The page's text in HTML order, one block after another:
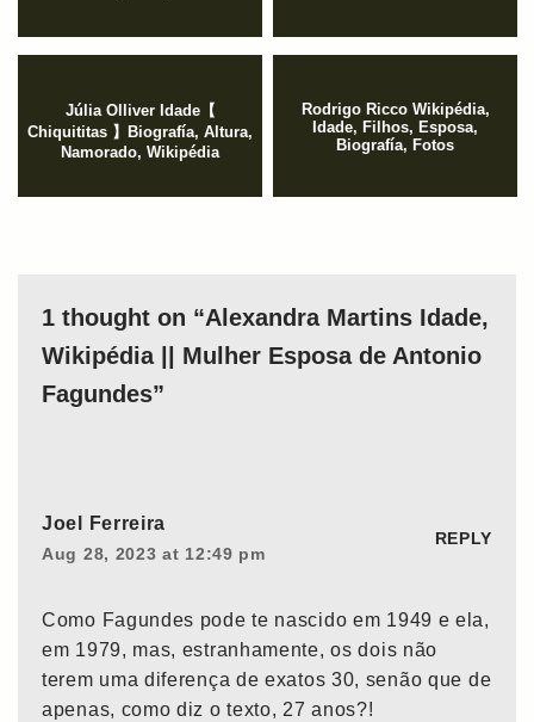
Júlia Olliver Idade【
Chiquititas 】Biografía, Altura,
Namorado, Wikipédia
Rodrigo Ricco Wikipédia,
Idade, Filhos, Esposa,
Biografía, Fotos
1 thought on “Alexandra Martins Idade,
Wikipédia || Mulher Esposa de Antonio
Fagundes”
Joel Ferreira
Aug 28, 2023 at 12:49 pm
REPLY
Como Fagundes pode te nascido em 1949 e ela,
em 1979, mas, estranhamente, os dois não
terem uma diferença de exatos 30, senão que de
apenas, como diz o texto, 27 anos?!